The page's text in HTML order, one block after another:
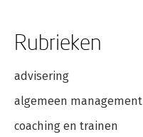
Rubrieken
advisering
algemeen management
coaching en trainen